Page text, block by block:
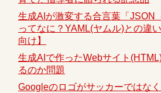
生成AIが激変する合言葉「JSON
ってなに？YAML(ヤムル)との違
向け】
生成AIで作ったWebサイト
るのか問題
Googleのロゴがサッカーではな